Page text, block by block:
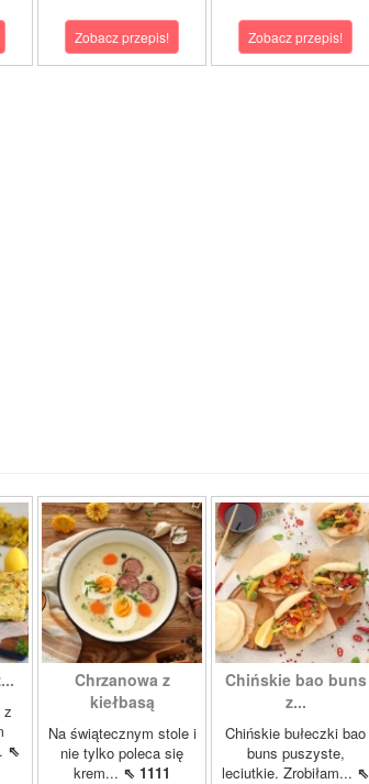
Zobacz przepis! Zobacz przepis!
z
⇖
Chrzanowa z
kiełbasą
Na świątecznym stole i
nie tylko poleca się
krem... ⇖ 1111
Chińskie bao buns
z...
Chińskie bułeczki bao
buns puszyste,
leciutkie. Zrobiłam... ⇖